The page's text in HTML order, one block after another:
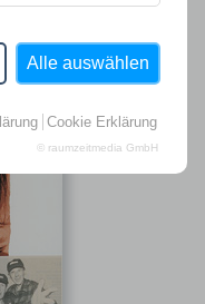
Alle auswählen
Cookie Erklärung
© raumzeitmedia GmbH